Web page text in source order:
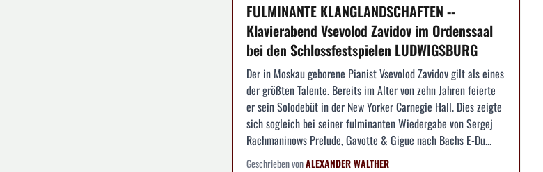
FULMINANTE KLANGLANDSCHAFTEN --
Klavierabend Vsevolod Zavidov im Ordenssaal
bei den Schlossfestspielen LUDWIGSBURG
Der in Moskau geborene Pianist Vsevolod Zavidov gilt als eines
der größten Talente. Bereits im Alter von zehn Jahren feierte
er sein Solodebüt in der New Yorker Carnegie Hall. Dies zeigte
sich sogleich bei seiner fulminanten Wiedergabe von Sergej
Rachmaninows Prelude, Gavotte & Gigue nach Bachs E-Du...
Geschrieben vonALEXANDER WALTHER